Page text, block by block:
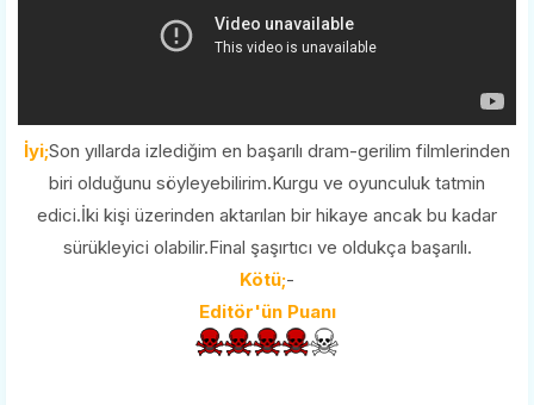
İyi;Son yıllarda izlediğim en başarılı dram-gerilim filmlerinden
biri olduğunu söyleyebilirim.Kurgu ve oyunculuk tatmin
edici.İki kişi üzerinden aktarılan bir hikaye ancak bu kadar
sürükleyici olabilir.Final şaşırtıcı ve oldukça başarılı.
Kötü;-
Editör'ün Puanı